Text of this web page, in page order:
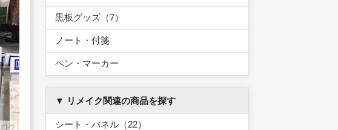
黒板グッズ（7）
ノート・付箋
ペン・マーカー
▼ リメイク関連の商品を探す
シート・パネル（22）